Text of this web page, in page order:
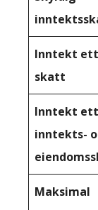
Inntekt
skatt
Inntekt
inntekts-
Maksimal